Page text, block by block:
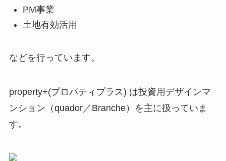
PM事業
土地有効活用
などを行っています。
property+(プロパティプラス) は投資用デザインマ
ンション（quador／Branche）を主に扱っていま
す。